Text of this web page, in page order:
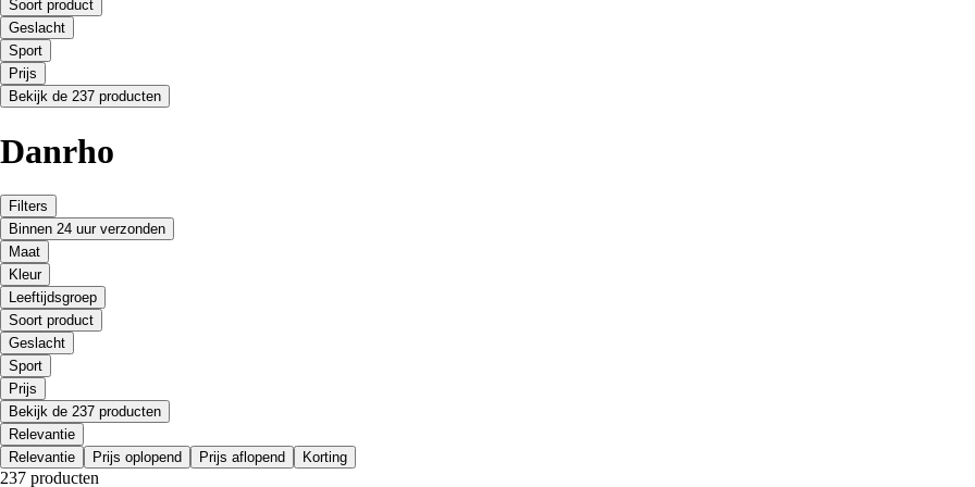
Soort product
Geslacht
Sport
Prijs
Bekijk de 237 producten
Danrho
Filters
Binnen 24 uur verzonden
Maat
Kleur
Leeftijdsgroep
Soort product
Geslacht
Sport
Prijs
Bekijk de 237 producten
Relevantie
Relevantie
Prijs oplopend Prijs aflopend Korting
237 producten